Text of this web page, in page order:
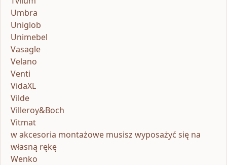
Umbra
Uniglob
Unimebel
Vasagle
Velano
Venti
VidaXL
Vilde
Villeroy&Boch
Vitmat
w akcesoria montażowe musisz wyposażyć się na
własną rękę
Wenko